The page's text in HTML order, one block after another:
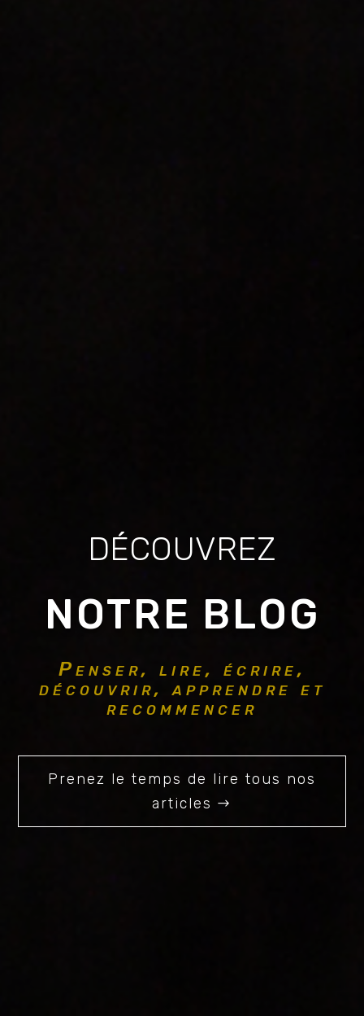
DÉCOUVREZ
NOTRE BLOG
Penser, lire, écrire,
découvrir, apprendre et
recommencer
Prenez le temps de lire tous nos
articles